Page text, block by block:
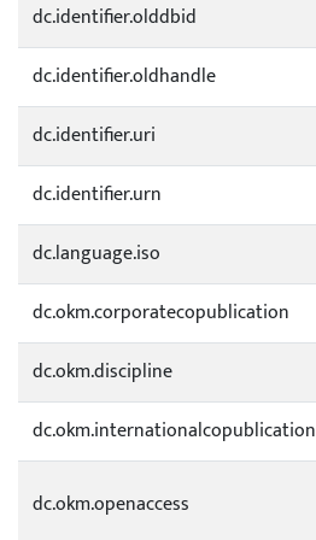
dc.identifier.olddbid
dc.identifier.oldhandle
dc.identifier.uri
dc.identifier.urn
dc.language.iso
dc.okm.corporatecopublication
dc.okm.discipline
dc.okm.internationalcopublication
dc.okm.openaccess